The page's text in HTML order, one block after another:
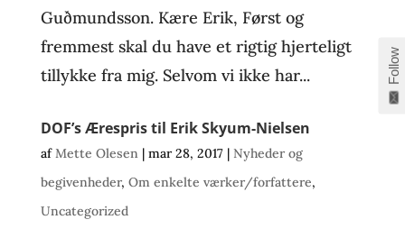
Guðmundsson. Kære Erik, Først og
fremmest skal du have et rigtig hjerteligt
tillykke fra mig. Selvom vi ikke har...
DOF’s Ærespris til Erik Skyum-Nielsen
afMette Olesen| mar 28, 2017| Nyheder og
begivenheder, Om enkelte værker/forfattere,
Uncategorized
Follow